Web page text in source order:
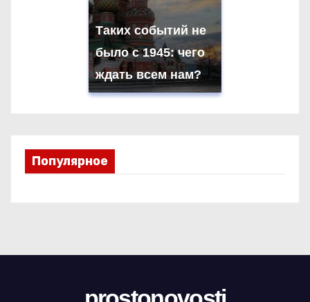
Таких событий не
было с 1945: чего
ждать всем нам?
Популярное